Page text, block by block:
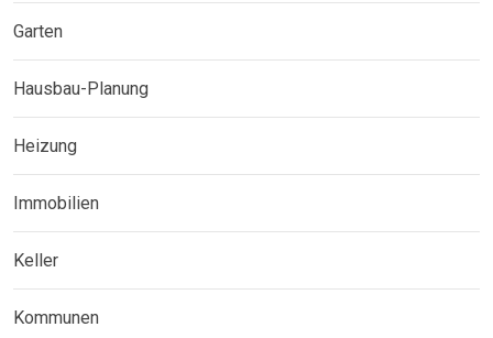
Garten
Hausbau-Planung
Heizung
Immobilien
Keller
Kommunen